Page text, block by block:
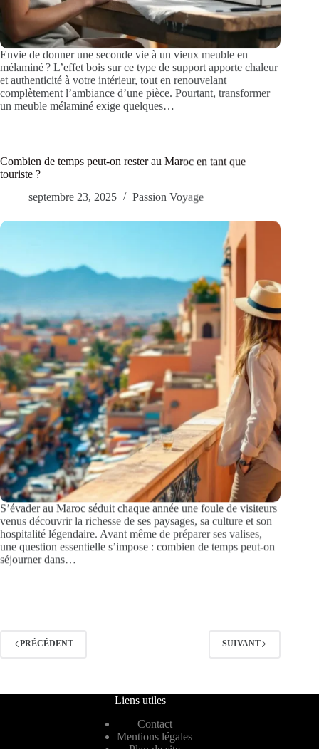
Envie de donner une seconde vie à un vieux meuble en
mélaminé ? L’effet bois sur ce type de support apporte chaleur
et authenticité à votre intérieur, tout en renouvelant
complètement l’ambiance d’une pièce. Pourtant, transformer
un meuble mélaminé exige quelques…
Combien de temps peut-on rester au Maroc en tant que
touriste ?
septembre 23, 2025
Passion Voyage
S’évader au Maroc séduit chaque année une foule de visiteurs
venus découvrir la richesse de ses paysages, sa culture et son
hospitalité légendaire. Avant même de préparer ses valises,
une question essentielle s’impose : combien de temps peut-on
séjourner dans…
PRÉCÉDENT SUIVANT
Liens utiles
Contact
Mentions légales